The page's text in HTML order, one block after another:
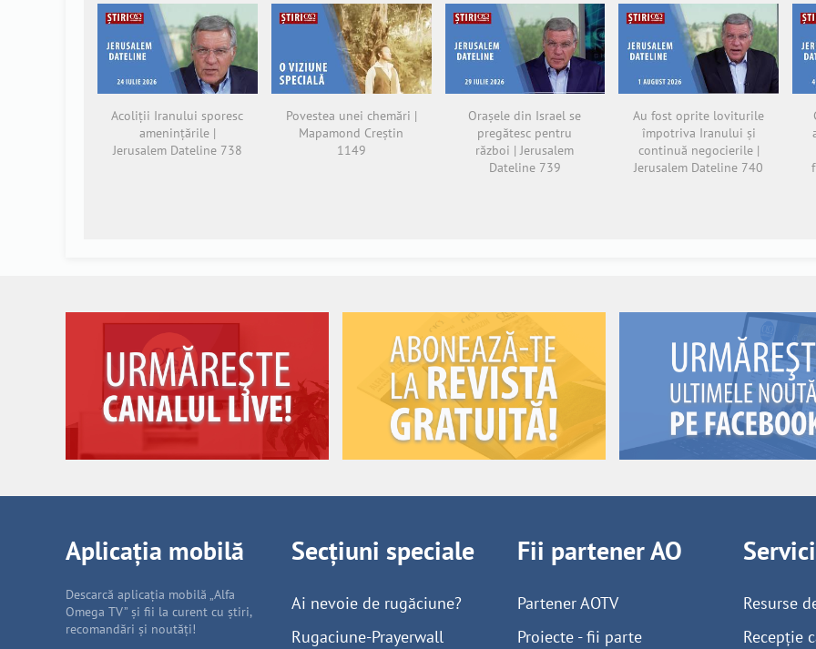
Acoliții Iranului sporesc
amenințările |
Jerusalem Dateline 738
Povestea unei chemări |
Mapamond Creștin
1149
Orașele din Israel se
pregătesc pentru
război | Jerusalem
Dateline 739
Au fost oprite loviturile
împotriva Iranului și
continuă negocierile |
Jerusalem Dateline 740
Aplicația mobilă
Descarcă aplicația mobilă „Alfa
Omega TV” și fii la curent cu știri,
recomandări și noutăți!
Secțiuni speciale
Ai nevoie de rugăciune?
Rugaciune-Prayerwall
Fii partener AO
Partener AOTV
Proiecte - fii parte
Resurse
Recepție